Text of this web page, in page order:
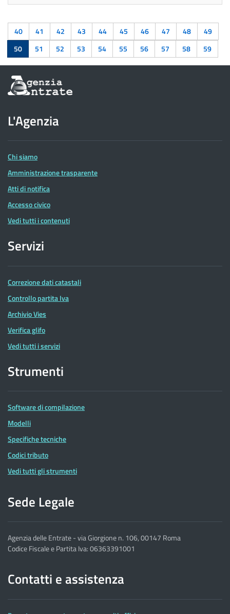
40 41 42 43 44 45 46 47 48
49
50
51 52 53 54 55 56 57 58 59
Informazioni
sul
dell'Agenzia
delle
Entrate
L'Agenzia
Chi siamo
Amministrazione trasparente
Atti di notifica
Accesso civico
Vedi tutti i contenuti
Servizi
Correzione dati catastali
Controllo partita Iva
Archivio Vies
Verifica glifo
Vedi tutti i servizi
Strumenti
Software di compilazione
Modelli
Specifiche tecniche
Codici tributo
Vedi tutti gli strumenti
Sede Legale
Agenzia delle Entrate - via Giorgione n. 106, 00147 Roma
Codice Fiscale e Partita Iva: 06363391001
Contatti e assistenza